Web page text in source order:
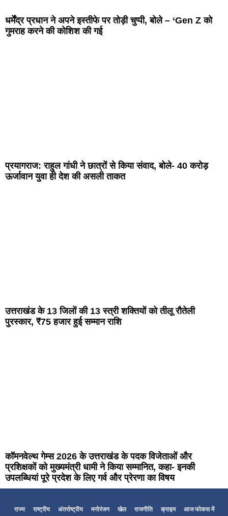
धर्मेंद्र प्रधान ने अपने इस्तीफे पर तोड़ी चुप्पी, बोले – ‘Gen Z को
गुमराह करने की कोशिश की गई
प्रयागराज: राहुल गांधी ने छात्रों से किया संवाद, बोले- 40 करोड़
ऊर्जावान युवा ही देश की असली ताकत
उत्तराखंड के 13 जिलों की 13 स्त्री शक्तियों को तीलू रौतेली
पुरस्कार, ₹75 हजार हुई सम्मान राशि
कॉमनवेल्थ गेम्स 2026 के उत्तराखंड के पदक विजेताओं और
प्रशिक्षकों को मुख्यमंत्री धामी ने किया सम्मानित, कहा- इनकी
उपलब्धियां पूरे प्रदेश के लिए गर्व और प्रेरणा का विषय
राज्य राष्ट्रीय अंतर्राष्ट्रीय मनोरंजन खेल राजनीति क्राइम आज फोकस में